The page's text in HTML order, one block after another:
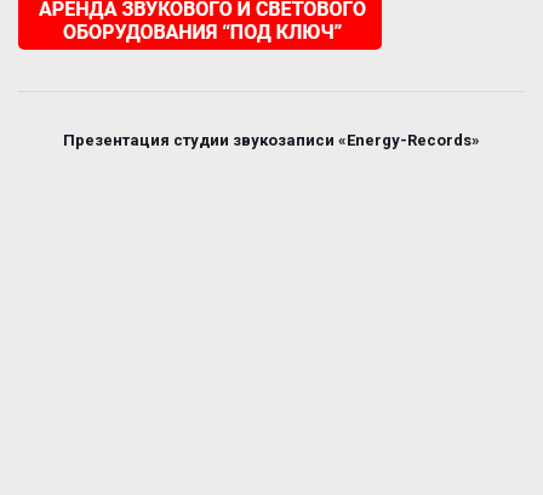
Презентация студии звукозаписи «Energy-Records»